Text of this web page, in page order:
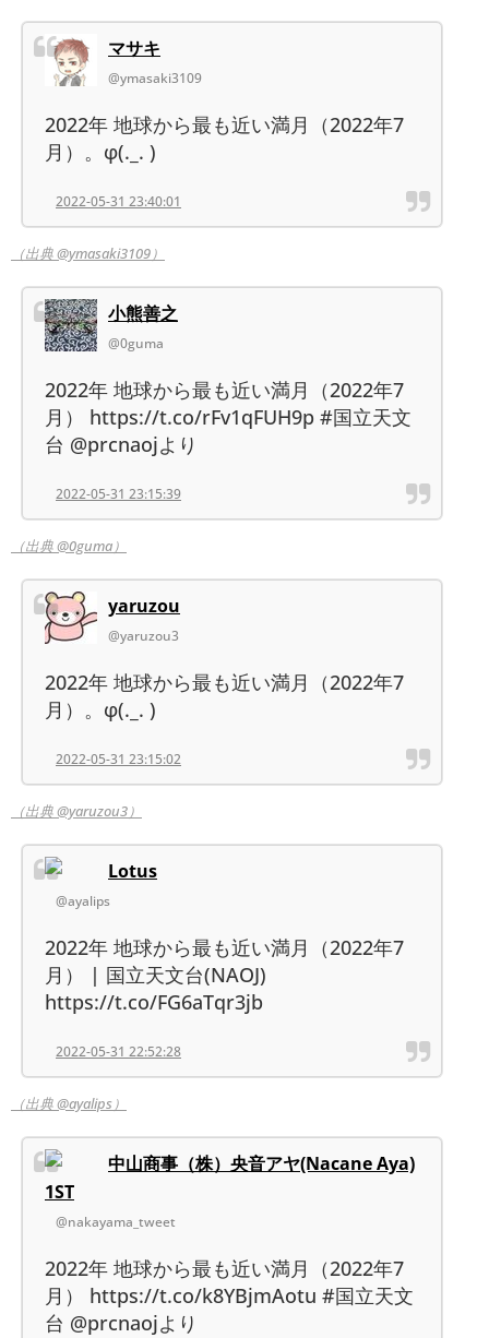
マサキ
@ymasaki3109
2022年 地球から最も近い満月（2022年7
月）。φ(._. )
2022-05-31 23:40:01
（出典 @ymasaki3109）
小熊善之
@0guma
2022年 地球から最も近い満月（2022年7
月） https://t.co/rFv1qFUH9p #国立天文
台 @prcnaojより
2022-05-31 23:15:39
（出典 @0guma）
yaruzou
@yaruzou3
2022年 地球から最も近い満月（2022年7
月）。φ(._. )
2022-05-31 23:15:02
（出典 @yaruzou3）
Lotus
@ayalips
2022年 地球から最も近い満月（2022年7
月） | 国立天文台(NAOJ)
https://t.co/FG6aTqr3jb
2022-05-31 22:52:28
（出典 @ayalips）
中山商事（株）央音アヤ(Nacane Aya)
1ST
@nakayama_tweet
2022年 地球から最も近い満月（2022年7
月） https://t.co/k8YBjmAotu #国立天文
台 @prcnaojより